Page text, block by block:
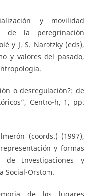
y movilidad
de la peregrinación
y J. S. Narotzky (eds),
y valores del pasado,
o desregulación?: de
Centro-h, 1, pp.
(coords.) (1997),
y formas
de Investigaciones y
Social-Orstom.
de los lugares